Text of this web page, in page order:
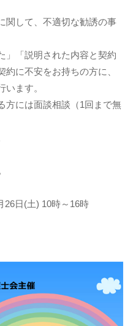
関して、不適切な勧誘の事
」「説明された内容と契約
に不安をお持ちの方に、
ます。
方には面談相談（1回まで無
日(土) 10時～16時